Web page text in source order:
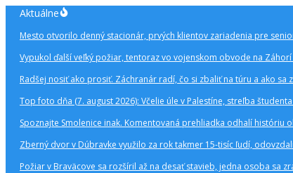
Preskočiť
obsah
Aktuálne
Mesto otvorilo denný stacionár, prvých klientov zariadenia pre
Vypukol ďalší veľký požiar, tentoraz vo vojenskom obvode na Záhorí
Radšej nosiť ako prosiť. Záchranár radí, čo si zbaliť na túru a ako sa
Top foto dňa (7. august 2026): Včelie úle v Palestíne, streľba
Spoznajte Smolenice inak. Komentovaná prehliadka odhalí históriu
Zberný dvor v Dúbravke využilo za rok takmer 15-tisíc ľudí,
Požiar v Braväcove sa rozšíril až na desať stavieb, jedna osoba sa